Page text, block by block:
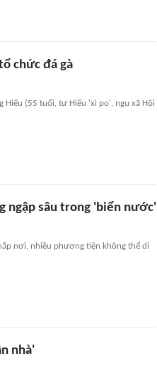
chức đá gà
Hiếu (55 tuổi, tự Hiếu 'xì po', ngụ xã Hội
ngập sâu trong 'biển nước'
nơi, nhiều phương tiện không thể di
nhà'